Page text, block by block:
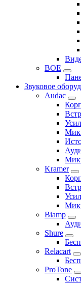
BOE
Звуковое
Audac
Kramer
Biamp
Shure
Relacart
ProTone